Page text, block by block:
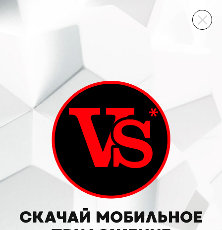
ВИННЫЙ СКЛАД